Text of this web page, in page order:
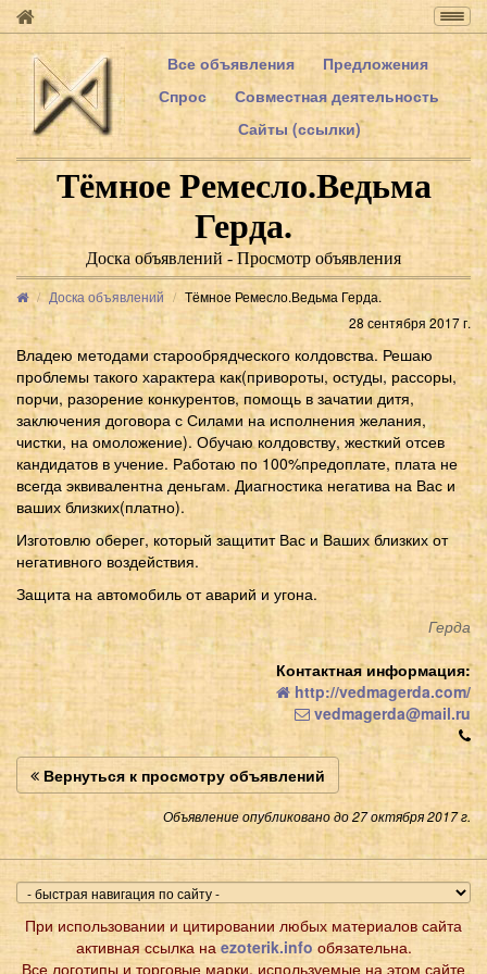
Все объявления
Предложения
Спрос
Совместная деятельность
Сайты (ссылки)
Тёмное Ремесло.Ведьма
Герда.
Доска объявлений - Просмотр объявления
Доска объявлений
Тёмное Ремесло.Ведьма Герда.
28 сентября 2017 г.
Владею методами старообрядческого колдовства. Решаю
проблемы такого характера как(привороты, остуды, рассоры,
порчи, разорение конкурентов, помощь в зачатии дитя,
заключения договора с Силами на исполнения желания,
чистки, на омоложение). Обучаю колдовству, жесткий отсев
кандидатов в учение. Работаю по 100%предоплате, плата не
всегда эквивалентна деньгам. Диагностика негатива на Вас и
ваших близких(платно).
Изготовлю оберег, который защитит Вас и Ваших близких от
негативного воздействия.
Защита на автомобиль от аварий и угона.
Герда
Контактная информация:
http://vedmagerda.com/
vedmagerda@mail.ru
Вернуться к просмотру объявлений
Объявление опубликовано до 27 октября 2017 г.
При использовании и цитировании любых материалов сайта
активная ссылка на ezoterik.info обязательна.
Все логотипы и торговые марки, используемые на этом сайте